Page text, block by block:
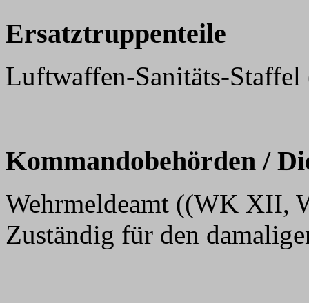
Ersatztruppenteile
Luftwaffen-Sanitäts-Staffel
Kommandobehörden /
Wehrmeldeamt ((WK XII,
Zuständig für den